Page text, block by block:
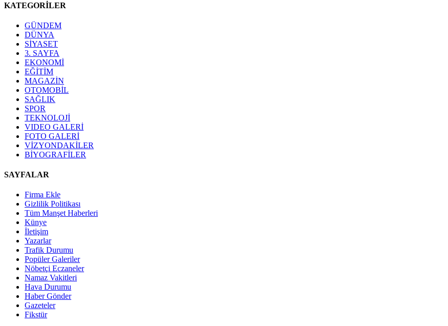
KATEGORİLER
GÜNDEM
DÜNYA
SİYASET
3. SAYFA
EKONOMİ
EĞİTİM
MAGAZİN
OTOMOBİL
SAĞLIK
SPOR
TEKNOLOJİ
VIDEO GALERİ
FOTO GALERİ
VİZYONDAKİLER
BİYOGRAFİLER
SAYFALAR
Firma Ekle
Gizlilik Politikası
Tüm Manşet Haberleri
Künye
İletişim
Yazarlar
Trafik Durumu
Popüler Galeriler
Nöbetçi Eczaneler
Namaz Vakitleri
Hava Durumu
Haber Gönder
Gazeteler
Fikstür